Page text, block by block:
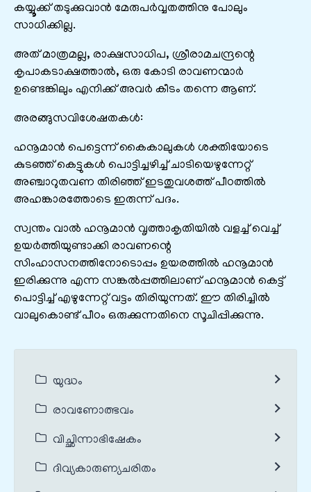
കയ്യൂക്ക് തടുക്കുവാൻ മേരുപർവ്വതത്തിനു പോലും
സാധിക്കില്ല.
അത് മാത്രമല്ല, രാക്ഷസാധിപ, ശ്രീരാമചന്ദ്രന്റെ
കൃപാകടാക്ഷത്താൽ, ഒരു കോടി രാവണന്മാർ
ഉണ്ടെങ്കിലും എനിക്ക് അവർ കീടം തന്നെ ആണ്.
അരങ്ങുസവിശേഷതകൾ:
ഹനൂമാൻ പെട്ടെന്ന് കൈകാലുകൾ ശക്തിയോടെ
കുടഞ്ഞ് കെട്ടുകൾ പൊട്ടിച്ചഴിച്ച് ചാടിയെഴുന്നേറ്റ്
അഞ്ചാറുതവണ തിരിഞ്ഞ് ഇടതുവശത്ത് പീഠത്തിൽ
അഹങ്കാരത്തോടെ ഇരുന്ന് പദം.
സ്വന്തം വാൽ ഹനൂമാൻ വൃത്താകൃതിയിൽ വളച്ച് വെച്ച്
ഉയർത്തിയുണ്ടാക്കി രാവണന്റെ
സിംഹാസനത്തിനോടൊപ്പം ഉയരത്തിൽ ഹനൂമാൻ
ഇരിക്കുന്നു എന്ന സങ്കൽപ്പത്തിലാണ് ഹനൂമാൻ കെട്ട്
പൊട്ടിച്ച് എഴുന്നേറ്റ് വട്ടം തിരിയുന്നത്. ഈ തിരിച്ചിൽ
വാലുകൊണ്ട് പീഠം ഒരുക്കുന്നതിനെ സൂചിപ്പിക്കുന്നു.
യുദ്ധം
രാവണോത്ഭവം
വിച്ഛിന്നാഭിഷേകം
ദിവ്യകാരുണ്യചരിതം